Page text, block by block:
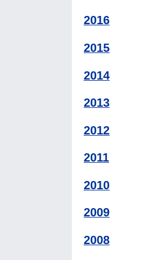
2016
2015
2014
2013
2012
2011
2010
2009
2008